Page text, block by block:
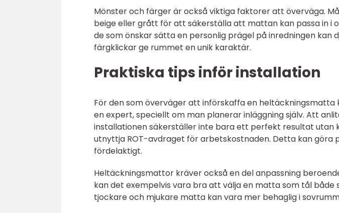
Mönster och färger är också viktiga faktorer att överväga.
beige eller grått för att säkerställa att mattan kan passa in i
de som önskar sätta en personlig prägel på inredningen kan
färgklickar ge rummet en unik karaktär.
Praktiska tips inför installation
För den som överväger att införskaffa en
en expert, speciellt om man planerar inläggning själv. Att
installationen säkerställer inte bara ett perfekt resultat utan
utnyttja ROT-avdraget för arbetskostnaden. Detta kan göra
fördelaktigt.
Heltäckningsmattor kräver också en del anpassning
kan det exempelvis vara bra att välja en matta som tål både
tjockare och mjukare matta kan vara mer behaglig i